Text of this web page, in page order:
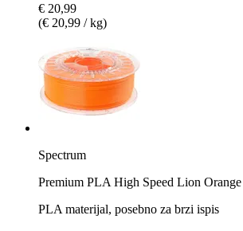
€ 20,99
(€ 20,99 / kg)
Spectrum
Premium PLA High Speed Lion Orange
PLA materijal, posebno za brzi ispis